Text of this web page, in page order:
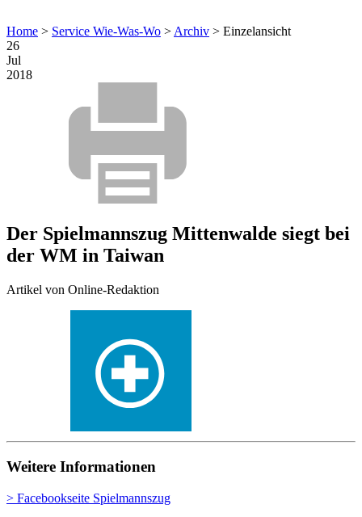
Home > Service Wie-Was-Wo >Archiv > Einzelansicht
26
Jul
2018
Der Spielmannszug Mittenwalde siegt bei
der WM in Taiwan
Artikel von Online-Redaktion
Weitere Informationen
> Facebookseite Spielmannszug